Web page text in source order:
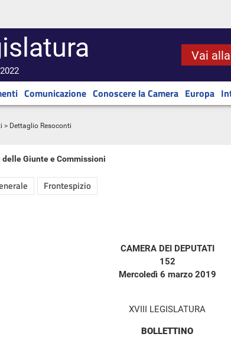
Vai
Comunicazione Conoscere la Camera Europa
> Dettaglio Resoconti
delle Giunte e Commissioni
Frontespizio
CAMERA DEI DEPUTATI
152
Mercoledì 6 marzo 2019
XVIII LEGISLATURA
BOLLETTINO